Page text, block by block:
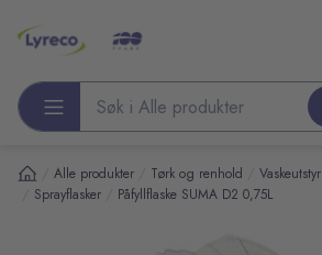
Søk etter produkter
Alle produkter Tørk og renhold Vaskeutstyr
Sprayflasker Påfyllflaske SUMA D2 0,75L